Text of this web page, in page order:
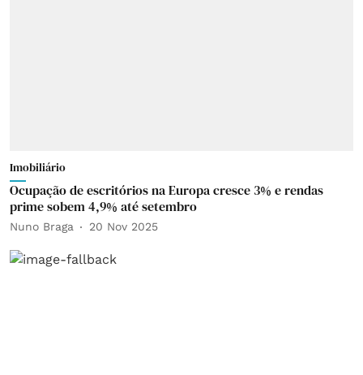
Imobiliário
Ocupação de escritórios na Europa cresce 3% e rendas
prime sobem 4,9% até setembro
Nuno Braga 20 Nov 2025